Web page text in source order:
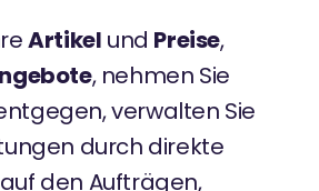
Artikel und Preise,
, nehmen Sie
verwalten Sie
durch direkte
den Aufträgen,